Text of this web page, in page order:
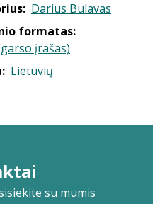
Darius Bulavas
formatas:
įrašas)
Lietuvių
su mumis